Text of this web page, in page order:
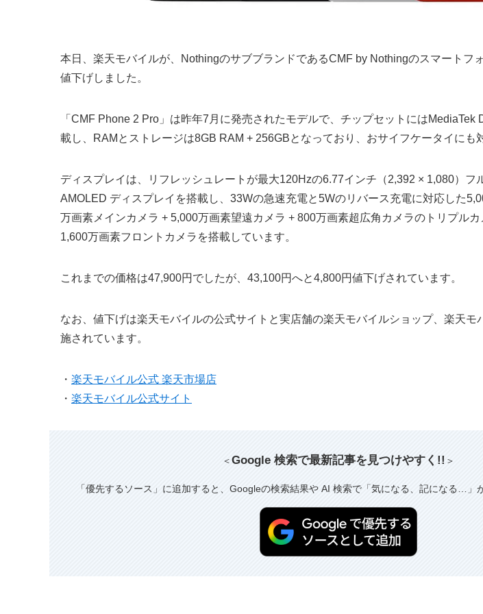
本日、楽天モバイルが、NothingのサブブランドであるCMF by Nothingのスマートフ
値下げしました。
「CMF Phone 2 Pro」は昨年7月に発売されたモデルで、チップセットにはMediaTek
載し、RAMとストレージは8GB RAM + 256GBとなっており、おサイフケータイにも
ディスプレイは、リフレッシュレートが最大120Hzの6.77インチ（2,392 × 1,080）フ
AMOLED ディスプレイを搭載し、33Wの急速充電と5Wのリバース充電に対応した
万画素メインカメラ + 5,000万画素望遠カメラ + 800万画素超広角カメラのトリプル
1,600万画素フロントカメラを搭載しています。
これまでの価格は47,900円でしたが、43,100円へと4,800円値下げされています。
なお、値下げは楽天モバイルの公式サイトと実店舗の楽天モバイルショップ、楽天モ
施されています。
・ 楽天モバイル公式 楽天市場店
・ 楽天モバイル公式サイト
＜Google 検索で最新記事を見つけやすく!! ＞
「優先するソース」に追加すると、Googleの検索結果や AI 検索で「気になる、記になる…」